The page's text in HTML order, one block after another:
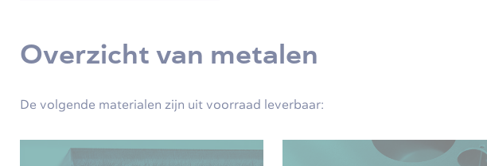
Overzicht van metalen
De volgende materialen zijn uit voorraad leverbaar: